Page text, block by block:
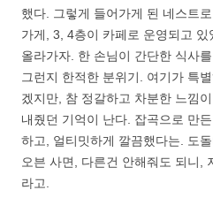
했다. 그렇게 들어가게 된 네스트
가게, 3, 4층이 카페로 운영되고
올라가자. 한 손님이 간단한 식사
그런지 한적한 분위기. 여기가 특
겠지만, 참 정갈하고 차분한 느낌
내줬던 기억이 난다. 잡곡으로 만
하고, 얼티밋하게 깔끔했다는. 도
오븐 사면, 다른건 안해줘도 되니,
라고.